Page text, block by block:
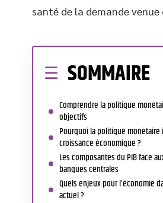
santé de la demande venue
SOMMAIRE
Comprendre la politique
objectifs
Pourquoi la politique
croissance économique ?
Les composantes du PIB face
banques centrales
Quels enjeux pour l’économie
actuel ?